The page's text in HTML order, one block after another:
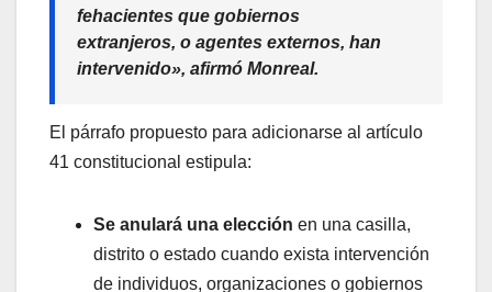
fehacientes que gobiernos
extranjeros, o agentes externos, han
intervenido», afirmó Monreal.
El párrafo propuesto para adicionarse al artículo
41 constitucional estipula:
Se anulará una elección en una casilla,
distrito o estado cuando exista intervención
de individuos, organizaciones o gobiernos